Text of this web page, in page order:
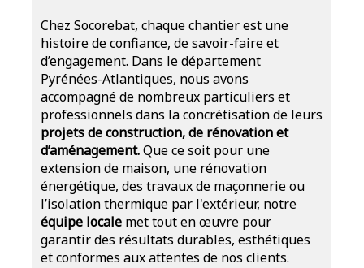
Chez Socorebat, chaque chantier est une
histoire de confiance, de savoir-faire et
d’engagement. Dans le département
Pyrénées-Atlantiques, nous avons
accompagné de nombreux particuliers et
professionnels dans la concrétisation de leurs
projets de construction, de rénovation et
d’aménagement.Que ce soit pour une
extension de maison, une rénovation
énergétique, des travaux de maçonnerie ou
l’isolation thermique par l'extérieur, notre
équipe locale met tout en œuvre pour
garantir des résultats durables, esthétiques
et conformes aux attentes de nos clients.